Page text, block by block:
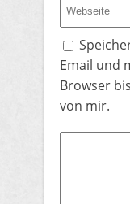
Email und
Browser
von mir.